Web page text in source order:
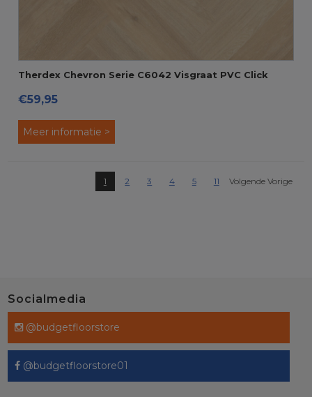
Therdex Chevron Serie C6042 Visgraat PVC Click
€59,95
Meer informatie >
1 2 3 4 5 11 Volgende Vorige
Socialmedia
@budgetfloorstore
@budgetfloorstore01